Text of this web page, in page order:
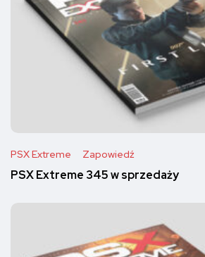
PSX Extreme Zapowiedź
PSX Extreme 345 w sprzedaży